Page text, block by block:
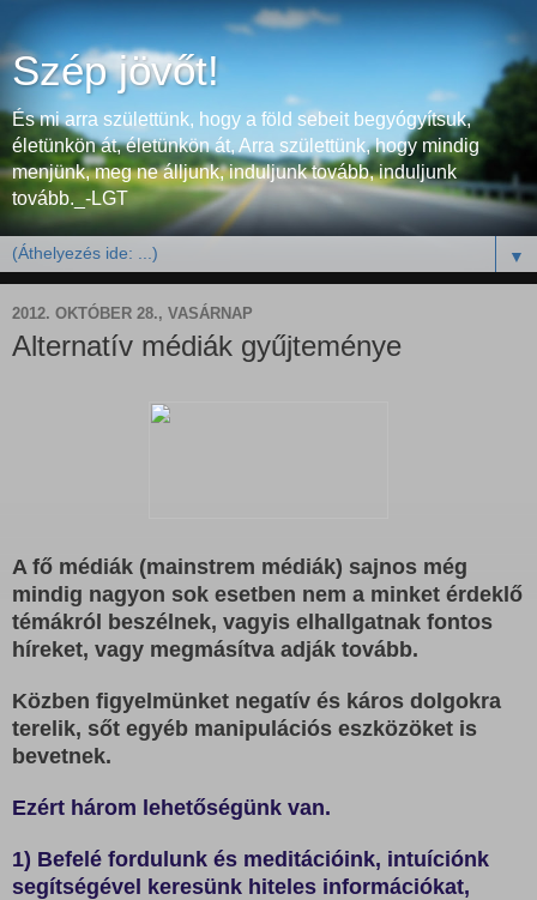
Szép jövőt!
És mi arra születtünk, hogy a föld sebeit begyógyítsuk,
életünkön át, életünkön át, Arra születtünk, hogy mindig
menjünk, meg ne álljunk, induljunk tovább, induljunk
tovább._-LGT
▼
2012. OKTÓBER 28., VASÁRNAP
Alternatív médiák gyűjteménye
A fő médiák (mainstrem médiák) sajnos még
mindig nagyon sok esetben nem a minket érdeklő
témákról beszélnek, vagyis elhallgatnak fontos
híreket, vagy megmásítva adják tovább.
Közben figyelmünket negatív és káros dolgokra
terelik, sőt egyéb manipulációs eszközöket is
bevetnek.
Ezért három lehetőségünk van.
1) Befelé fordulunk és meditációink, intuíciónk
segítségével keresünk hiteles információkat,